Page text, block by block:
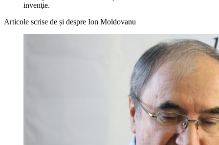
invenţie.
Articole scrise de și despre Ion Moldovanu